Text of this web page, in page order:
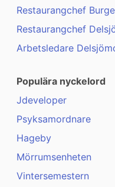
Restaurangchef
Restaurangchef
Arbetsledare
Populära nyckelord
Jdeveloper
Psyksamordnare
Hageby
Mörrumsenheten
Vintersemestern